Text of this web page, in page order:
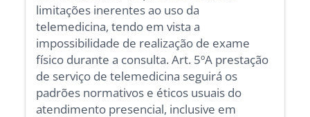
limitações inerentes ao uso da
telemedicina, tendo em vista a
impossibilidade de realização de exame
físico durante a consulta. Art. 5ºA prestação
de serviço de telemedicina seguirá os
padrões normativos e éticos usuais do
atendimento presencial, inclusive em